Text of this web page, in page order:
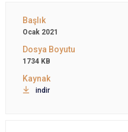
Ocak 2021
1734 KB
indir